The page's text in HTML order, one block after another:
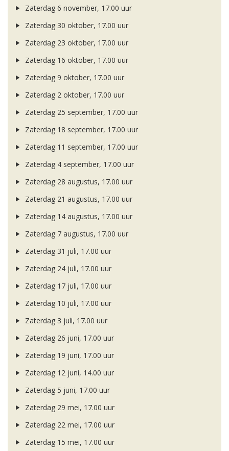
Zaterdag 6 november, 17.00 uur
Zaterdag 30 oktober, 17.00 uur
Zaterdag 23 oktober, 17.00 uur
Zaterdag 16 oktober, 17.00 uur
Zaterdag 9 oktober, 17.00 uur
Zaterdag 2 oktober, 17.00 uur
Zaterdag 25 september, 17.00 uur
Zaterdag 18 september, 17.00 uur
Zaterdag 11 september, 17.00 uur
Zaterdag 4 september, 17.00 uur
Zaterdag 28 augustus, 17.00 uur
Zaterdag 21 augustus, 17.00 uur
Zaterdag 14 augustus, 17.00 uur
Zaterdag 7 augustus, 17.00 uur
Zaterdag 31 juli, 17.00 uur
Zaterdag 24 juli, 17.00 uur
Zaterdag 17 juli, 17.00 uur
Zaterdag 10 juli, 17.00 uur
Zaterdag 3 juli, 17.00 uur
Zaterdag 26 juni, 17.00 uur
Zaterdag 19 juni, 17.00 uur
Zaterdag 12 juni, 14.00 uur
Zaterdag 5 juni, 17.00 uur
Zaterdag 29 mei, 17.00 uur
Zaterdag 22 mei, 17.00 uur
Zaterdag 15 mei, 17.00 uur